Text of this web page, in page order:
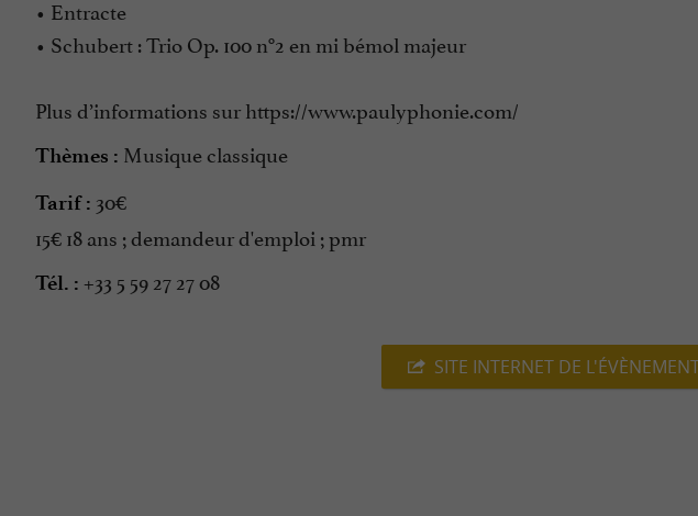
• Entracte
• Schubert : Trio Op. 100 n°2 en mi bémol majeur
Plus d’informations sur https://www.paulyphonie.com/
Thèmes : Musique classique
Tarif : 30€
15€ 18 ans ; demandeur d'emploi ; pmr
Tél. : +33 5 59 27 27 08
SITE INTERNET DE